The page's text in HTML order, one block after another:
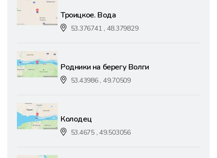
Троицкое. Вода
53.376741 , 48.379829
Родники на берегу Волги
53.43986 , 49.70509
Колодец
53.4675 , 49.503056